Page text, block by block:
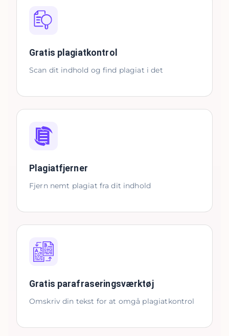
Gratis plagiatkontrol
Scan dit indhold og find plagiat i det
Plagiatfjerner
Fjern nemt plagiat fra dit indhold
Gratis parafraseringsværktøj
Omskriv din tekst for at omgå plagiatkontrol